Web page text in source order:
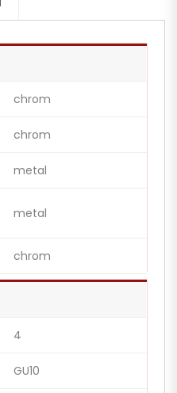
chrom
chrom
metal
metal
chrom
4
GU10